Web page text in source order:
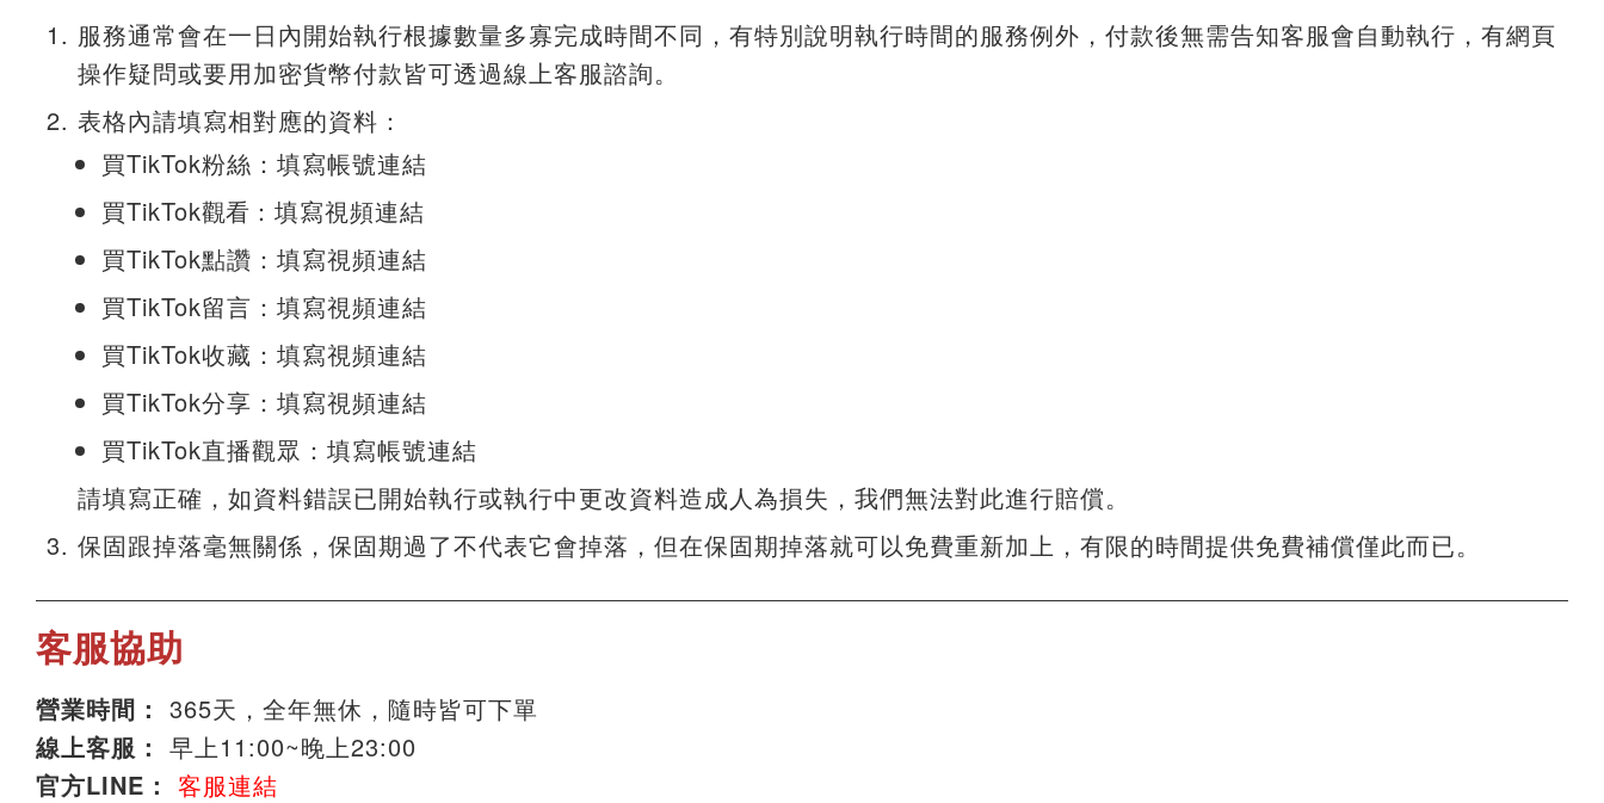
服務通常會在一日內開始執行根據數量多寡完成時間不同，有特別說明執行時間的服務例外，付款後無需告知客服會自動執行，有網頁
操作疑問或要用加密貨幣付款皆可透過線上客服諮詢。
表格內請填寫相對應的資料：
買TikTok粉絲：填寫帳號連結
買TikTok觀看 ：填寫視頻連結
買TikTok點讚：填寫視頻連結
買TikTok留言：填寫視頻連結
買TikTok收藏：填寫視頻連結
買TikTok分享：填寫視頻連結
買TikTok直播觀眾：填寫帳號連結
請填寫正確，如資料錯誤已開始執行或執行中更改資料造成人為損失，我們無法對此進行賠償。
保固跟掉落毫無關係，保固期過了不代表它會掉落，但在保固期掉落就可以免費重新加上，有限的時間提供免費補償僅此而已。
客服協助
營業時間： 365天，全年無休，隨時皆可下單
線上客服： 早上11:00~晚上23:00
官方LINE： 客服連結